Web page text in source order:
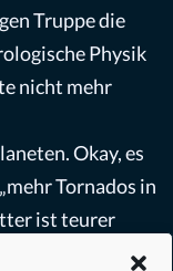
Truppe die
Physik
nicht mehr
Okay, es
Tornados in
ist teurer
stellt hier keiner,